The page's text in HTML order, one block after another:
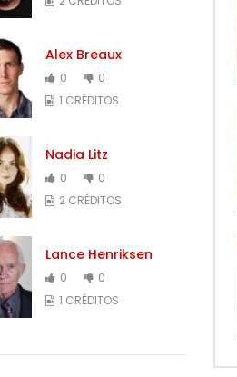
Alex Breaux
0
0
1 CRÉDITOS
Nadia Litz
0
0
2 CRÉDITOS
Lance Henriksen
0
0
1 CRÉDITOS